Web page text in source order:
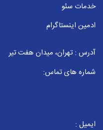
خدمات سئو
ادمین اینستاگرام
آدرس : تهران، میدان هفت تیر
شماره های تماس:
ایمیل :